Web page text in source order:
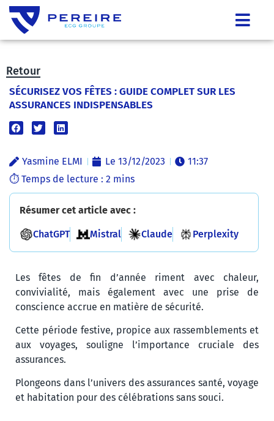
Retour
SÉCURISEZ VOS FÊTES : GUIDE COMPLET SUR LES
ASSURANCES INDISPENSABLES
Yasmine ELMI Le 13/12/2023 11:37
Résumer cet article avec :
ChatGPT Mistral Claude Perplexity
Les fêtes de fin d’année riment avec chaleur,
convivialité, mais également avec une prise de
conscience accrue en matière de sécurité.
Cette période festive, propice aux rassemblements et
aux voyages, souligne l’importance cruciale des
assurances.
Plongeons dans l’univers des assurances santé, voyage
et habitation pour des célébrations sans souci.